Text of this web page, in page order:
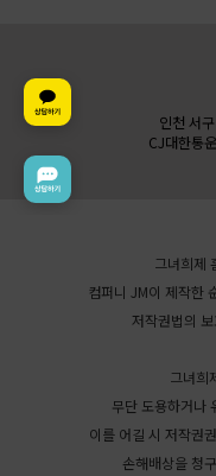
인천 서
CJ대한통
그녀희제
컴퍼니 JM이 제작한
저작권법의
그녀희
무단 도용하거나
이를 어길 시 저작권
손해배상을 청